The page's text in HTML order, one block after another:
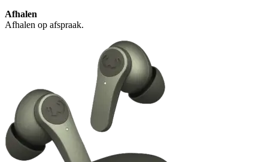
Afhalen
Afhalen op afspraak.